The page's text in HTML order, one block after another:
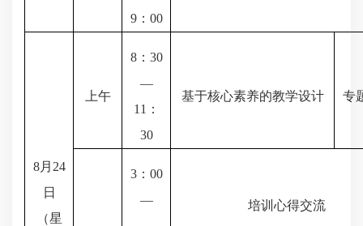
9： 00
8月 24
日
（星
上午
8： 30
—
11 ：
30
基于核心素养的教学设计 专
3： 00
—
培训心得交流